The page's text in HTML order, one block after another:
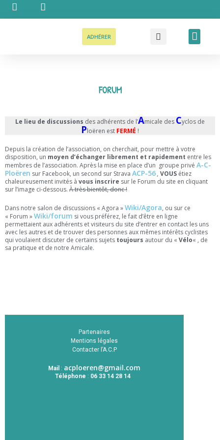
Aller
ADHÉRER
FORUM
Le lieu de discussions des adhérents de l’Amicale des Cyclos de
Ploëren est FERMÉ !
Depuis la création de l’association, on cherchait, pour mettre à votre
disposition, un moyen d’échanger librement et rapidement entre les
membres de l’association. Après la mise en place d’un groupe privé A-C-
Ploëren sur Facebook, un second sur Strava ACP-56, VOUS étiez
chaleureusement invités à vous inscrire sur le Forum du site en cliquant
sur l’image ci-dessous. À très bientôt, donc !
Dans notre salon de discussions « Agora »Wiki/Agora, ou sur ce
« Forum »Wiki/forum si vous préférez, le fait d’être en ligne
permettaient aux adhérents et visiteurs du site d’entrer en contact les uns
avec les autres et de trouver des personnes aux mêmes intérêts cyclistes
qui voulaient discuter de certains sujets toujours autour du « Vélo« , de
sa pratique et de notre Amicale.
Partenaires
Mentions légales
Contacter l’A.C.P
Mail : acploeren@gmail.com
Téléphone : 06 33 14 28 14